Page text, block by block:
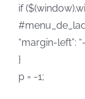
if
“margin-left”:
}
p = -1;